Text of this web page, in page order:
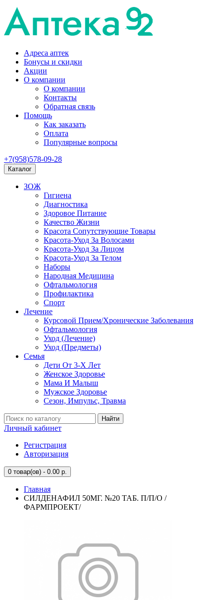
Адреса аптек
Бонусы и скидки
Акции
О компании
О компании
Контакты
Обратная связь
Помощь
Как заказать
Оплата
Популярные вопросы
+7(958)578-09-28
Каталог
ЗОЖ
Гигиена
Диагностика
Здоровое Питание
Качество Жизни
Красота Сопутствующие Товары
Красота-Уход За Волосами
Красота-Уход За Лицом
Красота-Уход За Телом
Наборы
Народная Медицина
Офтальмология
Профилактика
Спорт
Лечение
Курсовой Прием/Хронические Заболевания
Офтальмология
Уход (Лечение)
Уход (Предметы)
Семья
Дети От 3-Х Лет
Женское Здоровье
Мама И Малыш
Мужское Здоровье
Сезон, Импульс, Травма
Найти
Личный кабинет
Регистрация
Авторизация
0 товар(ов) - 0.00 р.
Главная
СИЛДЕНАФИЛ 50МГ. №20 ТАБ. П/П/О /
ФАРМПРОЕКТ/